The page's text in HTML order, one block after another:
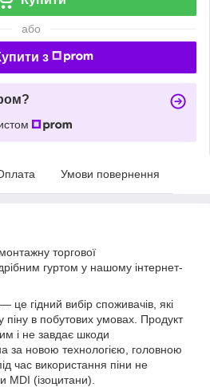
або
з
Умови повернення
торгової
гуртом у нашому інтернет-
гідний вибір споживачів, які
піну в побутових умовах. Продукт
і не завдає шкоди
за новою технологією, головною
час використання піни не
MDI (ізоцитани).